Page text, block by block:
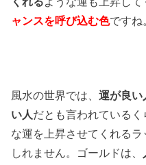
ャンスを呼び込む色ですね
風水の世界では、運が良い
い人だとも言われている
な運を上昇させてくれる
しれません。ゴールドは、